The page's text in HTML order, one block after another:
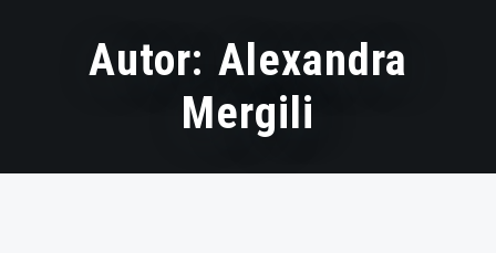
Autor: Alexandra
Mergili